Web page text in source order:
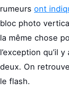
rumeurs ont
bloc photo
la même chose
l’exception qu’il
deux. On
le flash.